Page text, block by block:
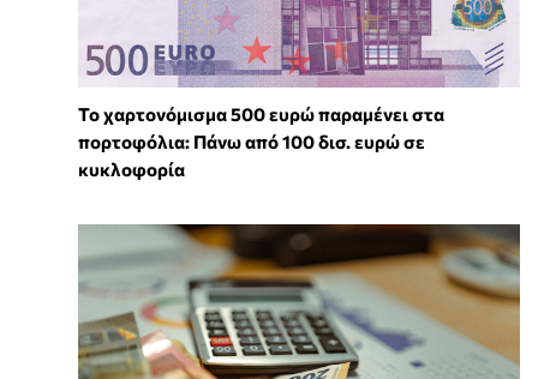
Το χαρτονόμισμα 500 ευρώ παραμένει στα
πορτοφόλια: Πάνω από 100 δισ. ευρώ σε
κυκλοφορία